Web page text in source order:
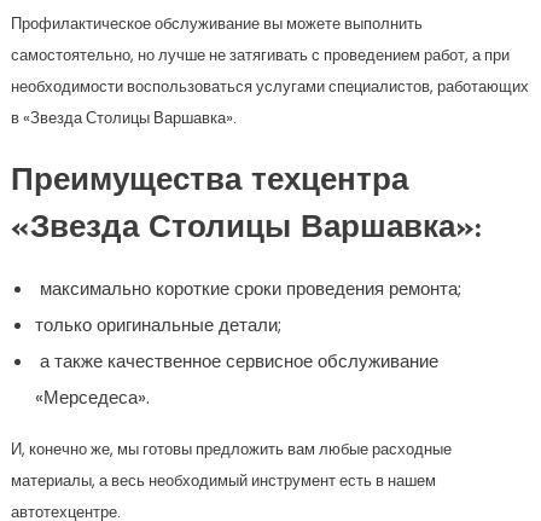
Профилактическое обслуживание вы можете выполнить
самостоятельно, но лучше не затягивать с проведением работ, а при
необходимости воспользоваться услугами специалистов, работающих
в «Звезда Столицы Варшавка».
Преимущества техцентра
«Звезда Столицы Варшавка»:
максимально короткие сроки проведения ремонта;
только оригинальные детали;
а также качественное сервисное обслуживание
«Мерседеса».
И, конечно же, мы готовы предложить вам любые расходные
материалы, а весь необходимый инструмент есть в нашем
автотехцентре.